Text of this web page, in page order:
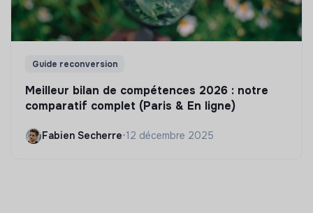
Guide reconversion
Meilleur bilan de compétences 2026 : notre
comparatif complet (Paris & En ligne)
Fabien Secherre•12 décembre 2025